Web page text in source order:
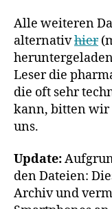
Alle weiteren
alternativhier
Leser die
die oft sehr
kann, bitten wir
uns.
Update:
den Dateien:
Archiv und